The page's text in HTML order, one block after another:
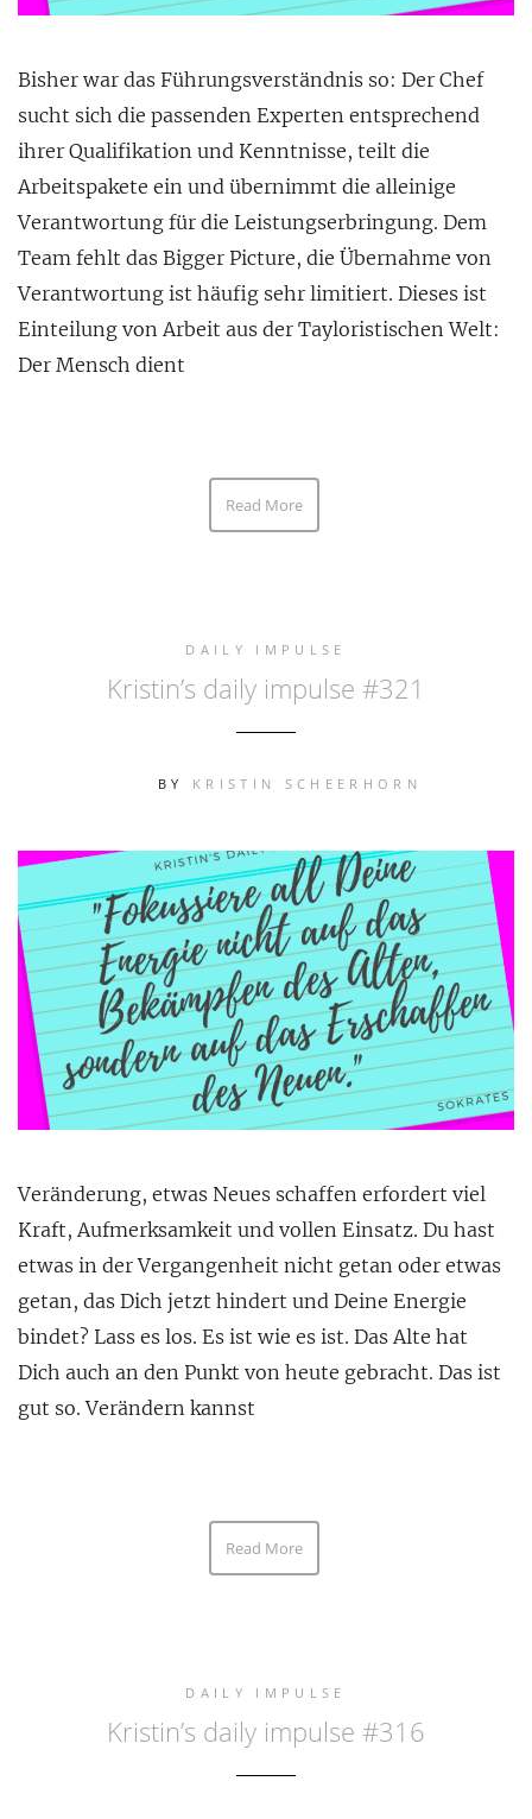
Bisher war das Führungsverständnis so: Der Chef
sucht sich die passenden Experten entsprechend
ihrer Qualifikation und Kenntnisse, teilt die
Arbeitspakete ein und übernimmt die alleinige
Verantwortung für die Leistungserbringung. Dem
Team fehlt das Bigger Picture, die Übernahme von
Verantwortung ist häufig sehr limitiert. Dieses ist
Einteilung von Arbeit aus der Tayloristischen Welt:
Der Mensch dient
Read More
DAILY IMPULSE
Kristin’s daily impulse #321
BY KRISTIN SCHEERHORN
Veränderung, etwas Neues schaffen erfordert viel
Kraft, Aufmerksamkeit und vollen Einsatz. Du hast
etwas in der Vergangenheit nicht getan oder etwas
getan, das Dich jetzt hindert und Deine Energie
bindet? Lass es los. Es ist wie es ist. Das Alte hat
Dich auch an den Punkt von heute gebracht. Das ist
gut so. Verändern kannst
Read More
DAILY IMPULSE
Kristin’s daily impulse #316